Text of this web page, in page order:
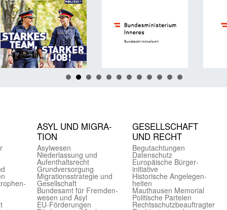
ASYL UND MIGRA­
TION
Asyl­wesen
Nieder­lassung und
Aufent­halts­recht
Grund­versorgung
Migrations­strategie und
Gesell­schaft
Bundes­amt für Fremden­
wesen und Asyl
EU-Förde­rungen
GE­SELL­SCHAFT
UND RECHT
Begut­achtungen
Daten­schutz
Europäische Bürger­
initiative
Historische Angelegen­
heiten
Mauthausen Memorial
Politische Parteien
Rechts­schutz­beauftragter